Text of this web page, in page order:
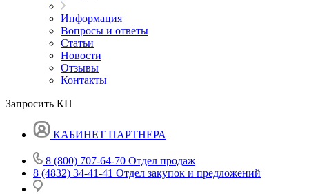
Информация
Вопросы и ответы
Статьи
Новости
Отзывы
Контакты
Запросить КП
КАБИНЕТ ПАРТНЕРА
8 (800) 707-64-70 Отдел продаж
8 (4832) 34-41-41 Отдел закупок и предложений